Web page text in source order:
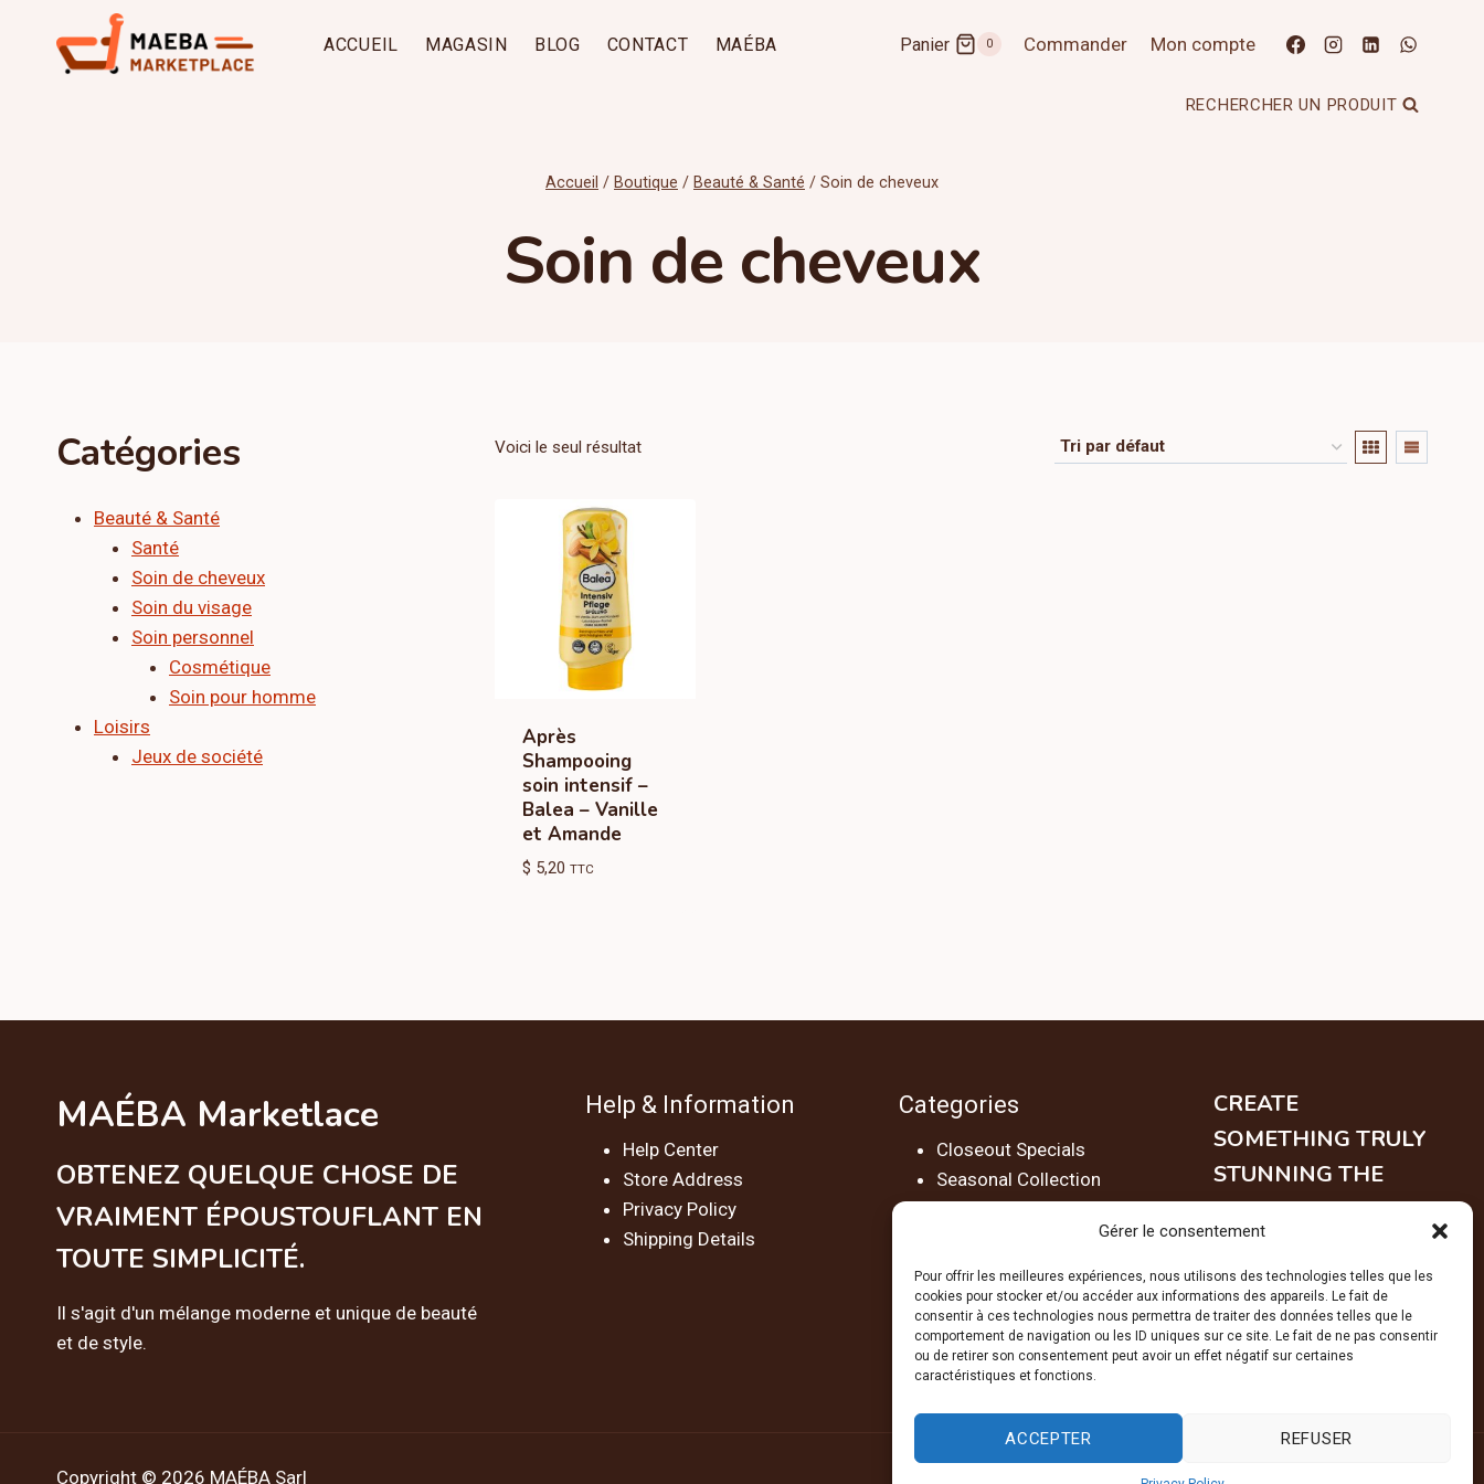
Gérer le consentement
Pour offrir les meilleures expériences, nous utilisons des technologies telles que les
cookies pour stocker et/ou accéder aux informations des appareils. Le fait de
consentir à ces technologies nous permettra de traiter des données telles que le
comportement de navigation ou les ID uniques sur ce site. Le fait de ne pas consentir
ou de retirer son consentement peut avoir un effet négatif sur certaines
caractéristiques et fonctions.
ACCEPTER REFUSER
contenu
ACCUEIL MAGASIN BLOG CONTACT MAÉBA Panier 0 Commander Mon compte
RECHERCHER UN PRODUIT
Accueil / Boutique / Beauté & Santé / Soin de cheveux
Soin de cheveux
Voici le seul résultat
Après
Shampooing
soin intensif –
Balea – Vanille
et Amande
$ 5,20 TTC
Catégories
Beauté & Santé
Santé
Soin de cheveux
Soin du visage
Soin personnel
Cosmétique
Soin pour homme
Loisirs
Jeux de société
MAÉBA Marketlace
OBTENEZ QUELQUE CHOSE DE
VRAIMENT ÉPOUSTOUFLANT EN
TOUTE SIMPLICITÉ.
Il s'agit d'un mélange moderne et unique de beauté
et de style.
Help & Information
Help Center
Store Address
Privacy Policy
Shipping Details
Categories
Closeout Specials
Seasonal Collection
CREATE
SOMETHING TRULY
STUNNING THE
EASY WAY.
PARCOURIR
Copyright © 2026 MAÉBA Sarl